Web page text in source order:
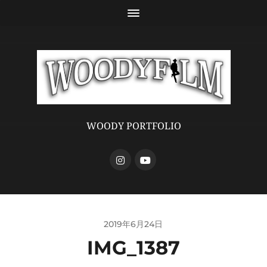
WOODY PORTFOLIO
2019年6月24日
IMG_1387